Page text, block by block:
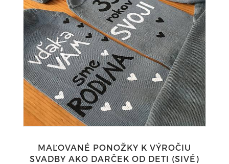
MAĽOVANÉ PONOŽKY K VÝROČIU
SVADBY AKO DARČEK OD DETI (SIVÉ)